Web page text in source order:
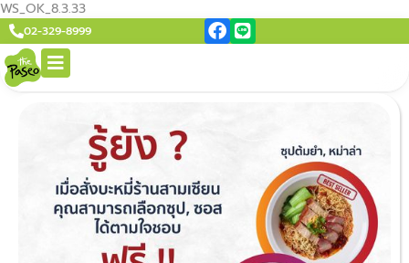
WS_OK_8.3.33
02-329-8999